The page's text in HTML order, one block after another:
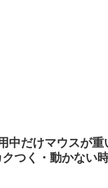
中だけマウスが重
つく・動かない